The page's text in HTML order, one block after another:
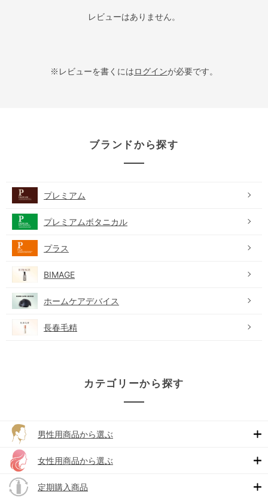
レビューはありません。
※レビューを書くにはログインが必要です。
ブランドから探す
プレミアム
プレミアムボタニカル
プラス
BIMAGE
ホームケアデバイス
長春毛精
カテゴリーから探す
男性用商品から選ぶ
女性用商品から選ぶ
定期購入商品